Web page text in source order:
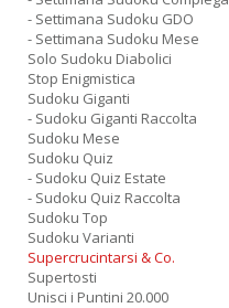
- Settimana Sudoku GDO
- Settimana Sudoku Mese
Solo Sudoku Diabolici
Stop Enigmistica
Sudoku Giganti
- Sudoku Giganti Raccolta
Sudoku Mese
Sudoku Quiz
- Sudoku Quiz Estate
- Sudoku Quiz Raccolta
Sudoku Top
Sudoku Varianti
Supercrucintarsi & Co.
Supertosti
Unisci i Puntini 20.000